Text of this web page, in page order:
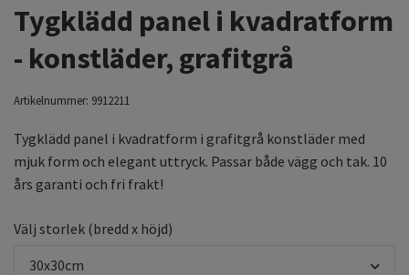
Tygklädd panel i kvadratform
- konstläder, grafitgrå
Artikelnummer: 9912211
Tygklädd panel i kvadratform i grafitgrå konstläder med
mjuk form och elegant uttryck. Passar både vägg och tak. 10
års garanti och fri frakt!
Välj storlek (bredd x höjd)
30x30cm